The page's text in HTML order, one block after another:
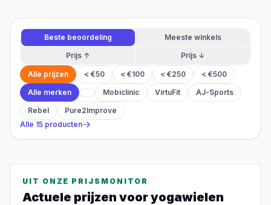
Beste beoordeling
Meeste winkels
Prijs ↑
Prijs ↓
Alle prijzen < €50 < €100 < €250
< €500
Alle merken
Mobiclinic VirtuFit
AJ-Sports
Rebel
Pure2Improve
Alle 15 producten
UIT ONZE PRIJSMONITOR
Actuele prijzen vooryogawielen